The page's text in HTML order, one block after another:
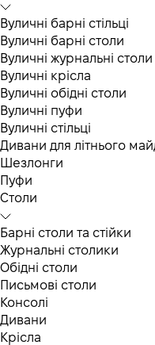
Вуличні барні стільці
Вуличні барні столи
Вуличні журнальні столи
Вуличні крісла
Вуличні обідні столи
Вуличні пуфи
Вуличні стільці
Дивани для літнього
Шезлонги
Пуфи
Столи
Барні столи та стійки
Журнальні столики
Обідні столи
Письмові столи
Консолі
Дивани
Крісла